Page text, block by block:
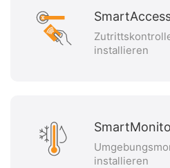
installieren
installieren